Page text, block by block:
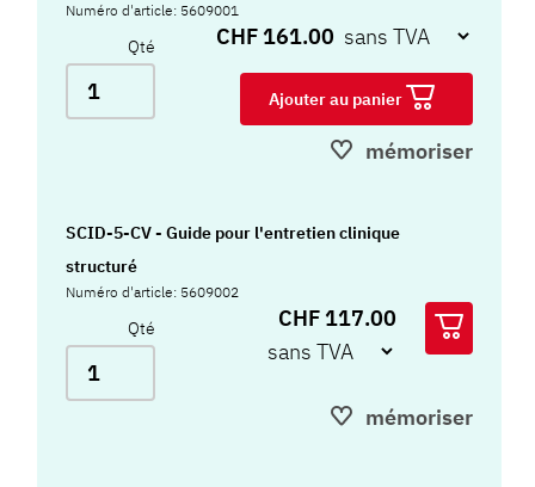
Numéro d'article: 5609001
Qté CHF 161.00
Ajouter au panier
mémoriser
SCID-5-CV - Guide pour l'entretien clinique
structuré
Numéro d'article: 5609002
Qté CHF 117.00
mémoriser